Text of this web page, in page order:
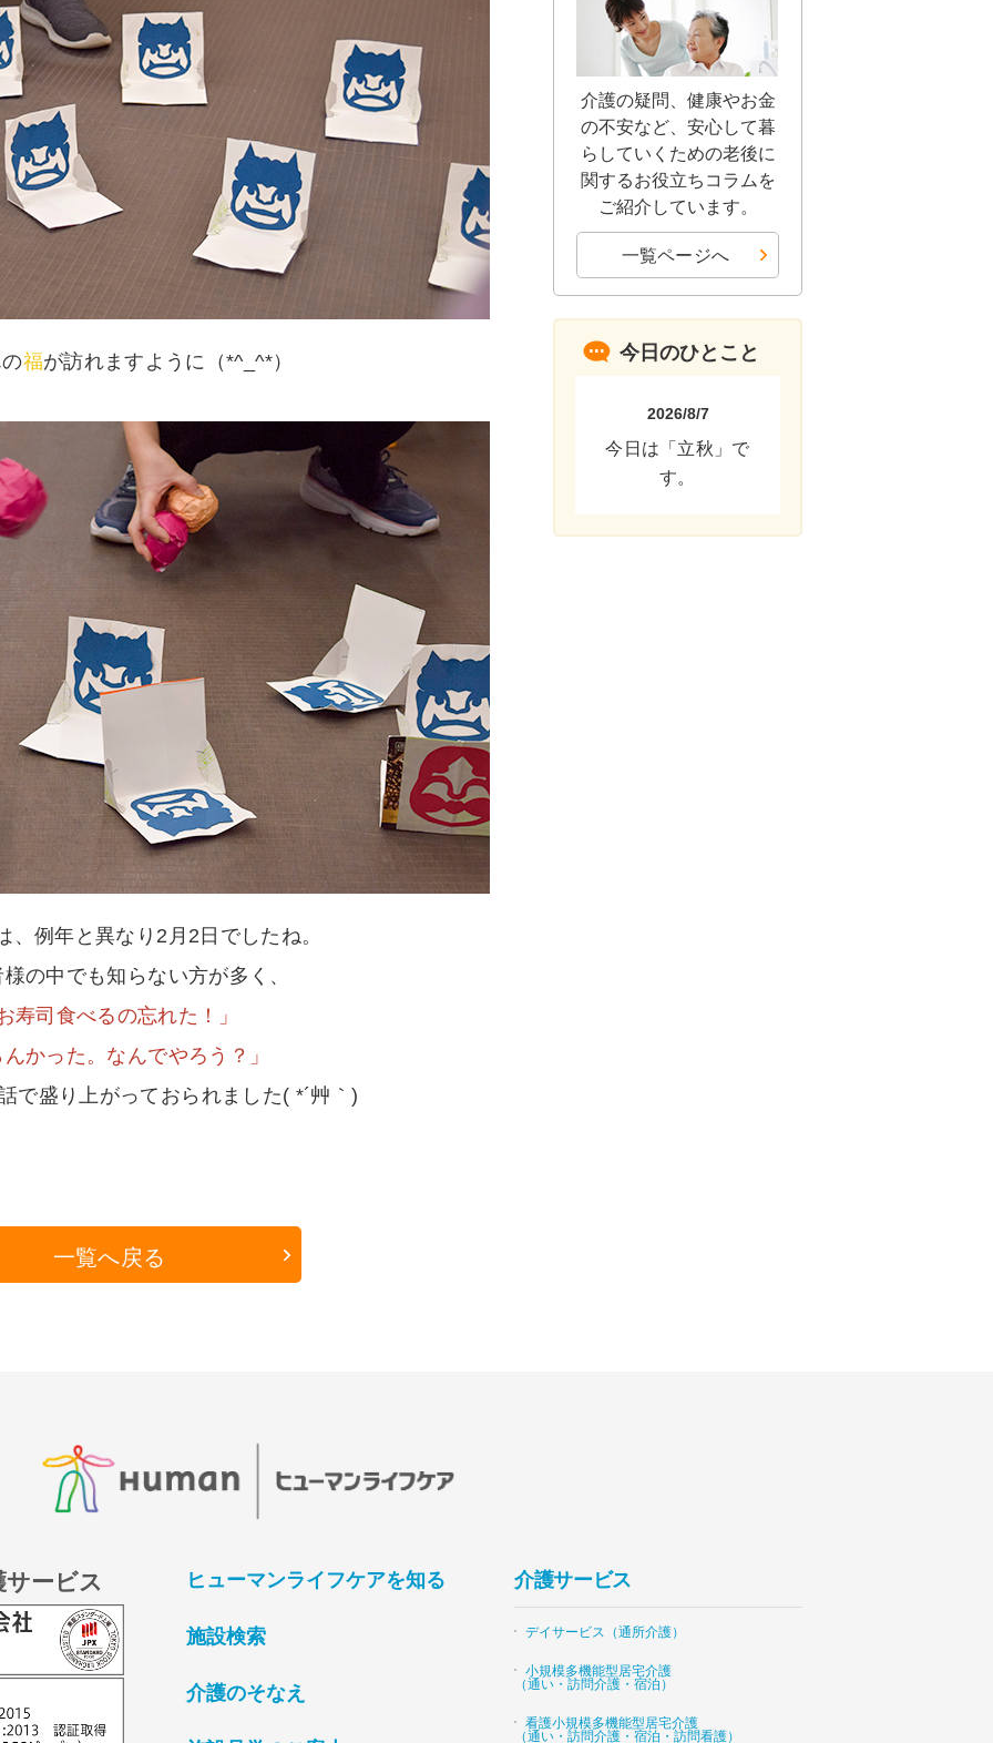
福が訪れますように（*^_^*）
、例年と異なり2月2日でしたね。
の中でも知らない方が多く、
寿司食べるの忘れた！」
かった。なんでやろう？」
で盛り上がっておられました( *´艸｀)
一覧へ戻る
介護の疑問、健康やお金
の不安など、安心して暮
らしていくための老後に
関するお役立ちコラムを
ご紹介しています。
一覧ページへ
今日のひとこと
2026/8/7
今日は「立秋」で
す。
ービス ヒューマンライフケアを知る
施設検索
介護のそなえ
介護サービス
デイサービス（通所介護）
小規模多機能型居宅介護
（通い・訪問介護・宿泊）
看護小規模多機能型居宅介護
（通い・訪問介護・宿泊・訪問看護）